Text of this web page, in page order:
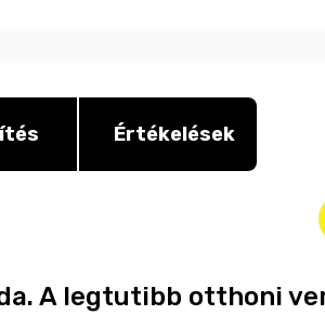
Értékelések
A legtutibb otthoni